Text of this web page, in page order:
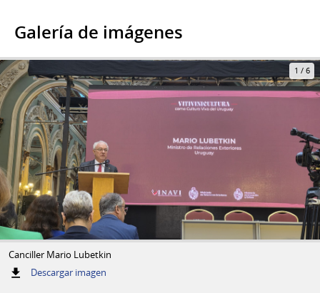
Galería de imágenes
1 / 6
Canciller Mario Lubetkin
Descargar imagen: